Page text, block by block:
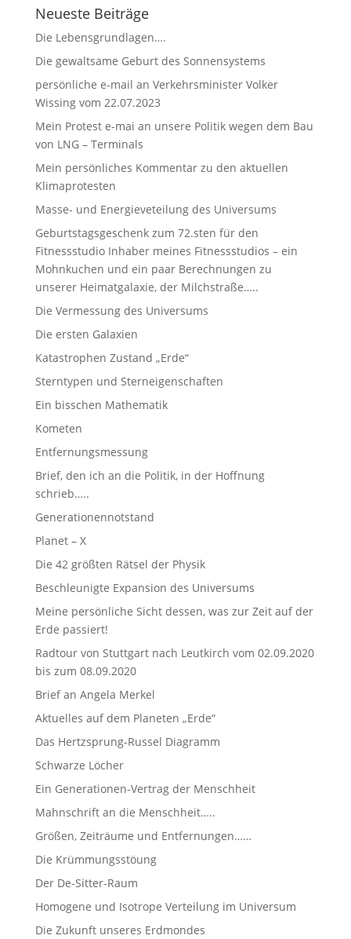
Neueste Beiträge
Die Lebensgrundlagen….
Die gewaltsame Geburt des Sonnensystems
persönliche e-mail an Verkehrsminister Volker
Wissing vom 22.07.2023
Mein Protest e-mai an unsere Politik wegen dem Bau
von LNG – Terminals
Mein persönliches Kommentar zu den aktuellen
Klimaprotesten
Masse- und Energieveteilung des Universums
Geburtstagsgeschenk zum 72.sten für den
Fitnessstudio Inhaber meines Fitnessstudios – ein
Mohnkuchen und ein paar Berechnungen zu
unserer Heimatgalaxie, der Milchstraße…..
Die Vermessung des Universums
Die ersten Galaxien
Katastrophen Zustand „Erde“
Sterntypen und Sterneigenschaften
Ein bisschen Mathematik
Kometen
Entfernungsmessung
Brief, den ich an die Politik, in der Hoffnung
schrieb…..
Generationennotstand
Planet – X
Die 42 größten Rätsel der Physik
Beschleunigte Expansion des Universums
Meine persönliche Sicht dessen, was zur Zeit auf der
Erde passiert!
Radtour von Stuttgart nach Leutkirch vom 02.09.2020
bis zum 08.09.2020
Brief an Angela Merkel
Aktuelles auf dem Planeten „Erde“
Das Hertzsprung-Russel Diagramm
Schwarze Löcher
Ein Generationen-Vertrag der Menschheit
Mahnschrift an die Menschheit…..
Größen, Zeiträume und Entfernungen……
Die Krümmungsstöung
Der De-Sitter-Raum
Homogene und Isotrope Verteilung im Universum
Die Zukunft unseres Erdmondes